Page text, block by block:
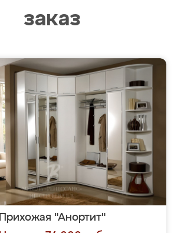
заказ
Прихожая "Анортит"